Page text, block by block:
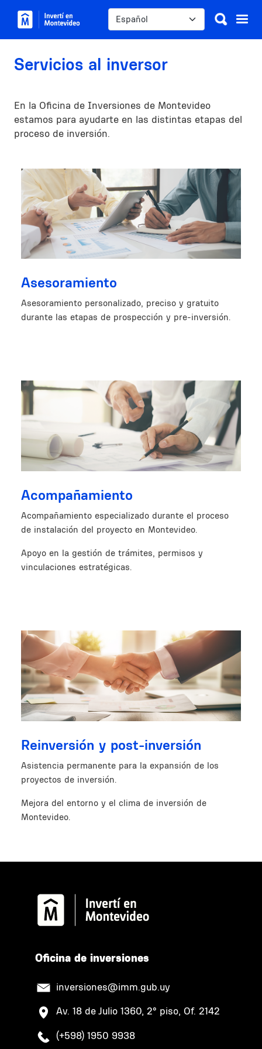
Pasar al contenido principal
Select your language
Servicios al inversor
En la Oficina de Inversiones de Montevideo
estamos para ayudarte en las distintas etapas del
proceso de inversión.
Image
Asesoramiento
Asesoramiento personalizado, preciso y gratuito
durante las etapas de prospección y pre-inversión.
Acompañamiento
Acompañamiento especializado durante el proceso
de instalación del proyecto en Montevideo.
Apoyo en la gestión de trámites, permisos y
vinculaciones estratégicas.
Image
Image
Reinversión y post-inversión
Asistencia permanente para la expansión de los
proyectos de inversión.
Mejora del entorno y el clima de inversión de
Montevideo.
Oﬁcina de inversiones
inversiones@imm.gub.uy
Av. 18 de Julio 1360, 2° piso, Of. 2142
(+598) 1950 9938